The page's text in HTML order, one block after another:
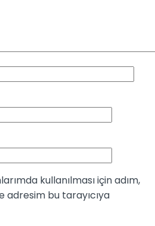
kullanılması için adım,
bu tarayıcıya